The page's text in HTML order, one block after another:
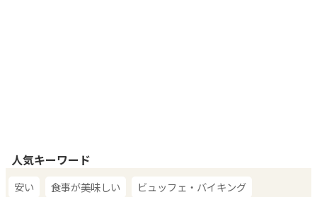
人気キーワード
安い 食事が美味しい
ビュッフェ・バイキング